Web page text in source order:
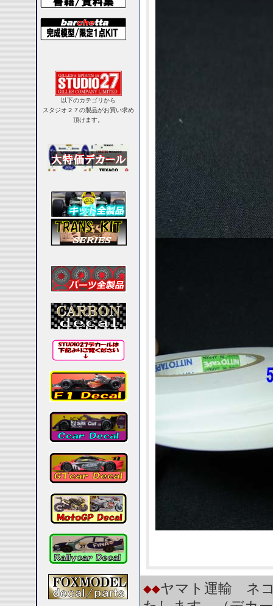
以下のカテゴリから
スタジオ２７の製品がお買い求め
頂けます。
◆◆ヤマト運輸 ネ